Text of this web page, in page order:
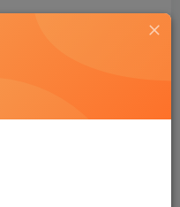
打赏